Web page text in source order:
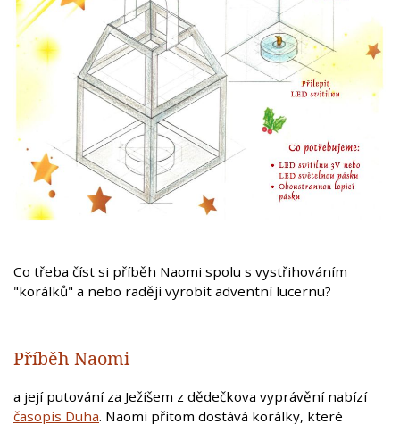
Co třeba číst si příběh Naomi spolu s vystřihováním
"korálků" a nebo raději vyrobit adventní lucernu?
Příběh Naomi
a její putování za Ježíšem z dědečkova vyprávění nabízí
časopis Duha. Naomi přitom dostává korálky, které